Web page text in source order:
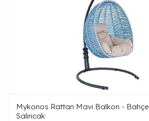
Mykonos Rattan Mavi Balkon - Bahçe
Salıncak